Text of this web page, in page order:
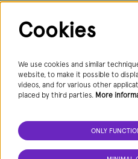
SIGN UP
Cookies
We use cookies and similar
website, to make it possible to
videos, and for various other
placed by third parties. More
ONLY